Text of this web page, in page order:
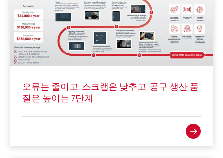
오류는 줄이고, 스크랩은 낮추고, 공구 생산 품
질은 높이는 7단계